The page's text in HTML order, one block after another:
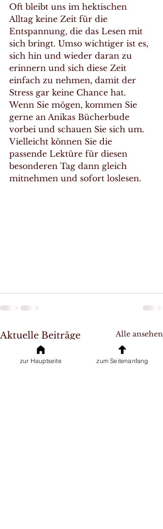
Oft bleibt uns im hektischen
Alltag keine Zeit für die
Entspannung, die das Lesen mit
sich bringt. Umso wichtiger ist es,
sich hin und wieder daran zu
erinnern und sich diese Zeit
einfach zu nehmen, damit der
Stress gar keine Chance hat.
Wenn Sie mögen, kommen Sie
gerne an Anikas Bücherbude
vorbei und schauen Sie sich um.
Vielleicht können Sie die
passende Lektüre für diesen
besonderen Tag dann gleich
mitnehmen und sofort loslesen.
Aktuelle Beiträge Alle ansehen
zur Hauptseite zum Seitenanfang